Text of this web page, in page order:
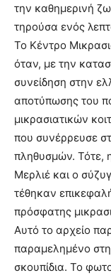
την καθημερινή
τηρούσα ενός
Το Κέντρο
όταν, με την
συνείδηση στην
αποτύπωσης του
μικρασιατικών
που συνέρρευσε
πληθυσμών. Τότε,
Μερλιέ και ο
τέθηκαν
πρόσφατης
Αυτό το αρχείο
παραμελημένο
σκουπίδια. Το